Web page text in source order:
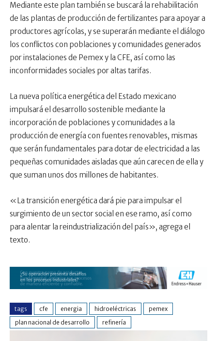
Mediante este plan también se buscará la rehabilitación
de las plantas de producción de fertilizantes para apoyar a
productores agrícolas, y se superarán mediante el diálogo
los conflictos con poblaciones y comunidades generados
por instalaciones de Pemex y la CFE, así como las
inconformidades sociales por altas tarifas.
La nueva política energética del Estado mexicano
impulsará el desarrollo sostenible mediante la
incorporación de poblaciones y comunidades a la
producción de energía con fuentes renovables, mismas
que serán fundamentales para dotar de electricidad a las
pequeñas comunidades aisladas que aún carecen de ella y
que suman unos dos millones de habitantes.
«La transición energética dará pie para impulsar el
surgimiento de un sector social en ese ramo, así como
para alentar la reindustrialización del país», agrega el
texto.
tags cfe energia hidroeléctricas
pemex
plan nacional de desarrollo
refinería